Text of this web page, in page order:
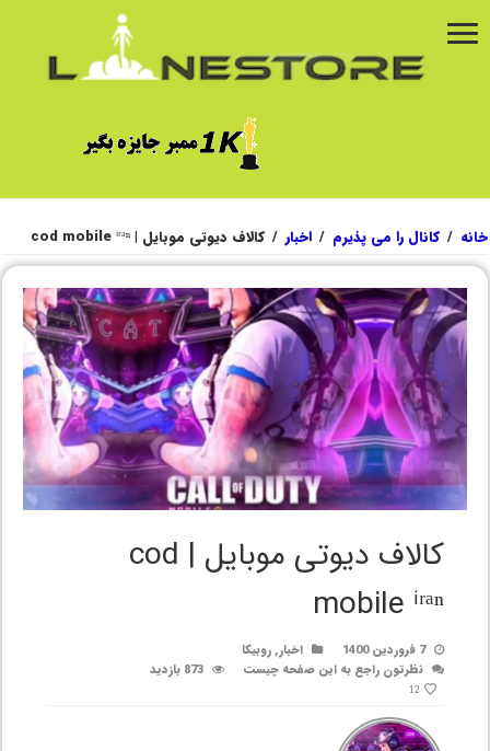
خانه / کانال را می پذیرم / اخبار / کالاف دیوتی موبایل | cod mobile ⁱʳᵃⁿ
کالاف دیوتی موبایل | cod
mobile ⁱʳᵃⁿ
7 فروردین 1400 اخبار,روبیکا
نظرتون راجع به این صفحه چیست
873 بازدید
12